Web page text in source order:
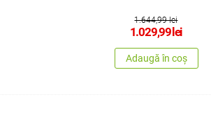
1.644,99 lei
1.029,99lei
Adaugă în coș